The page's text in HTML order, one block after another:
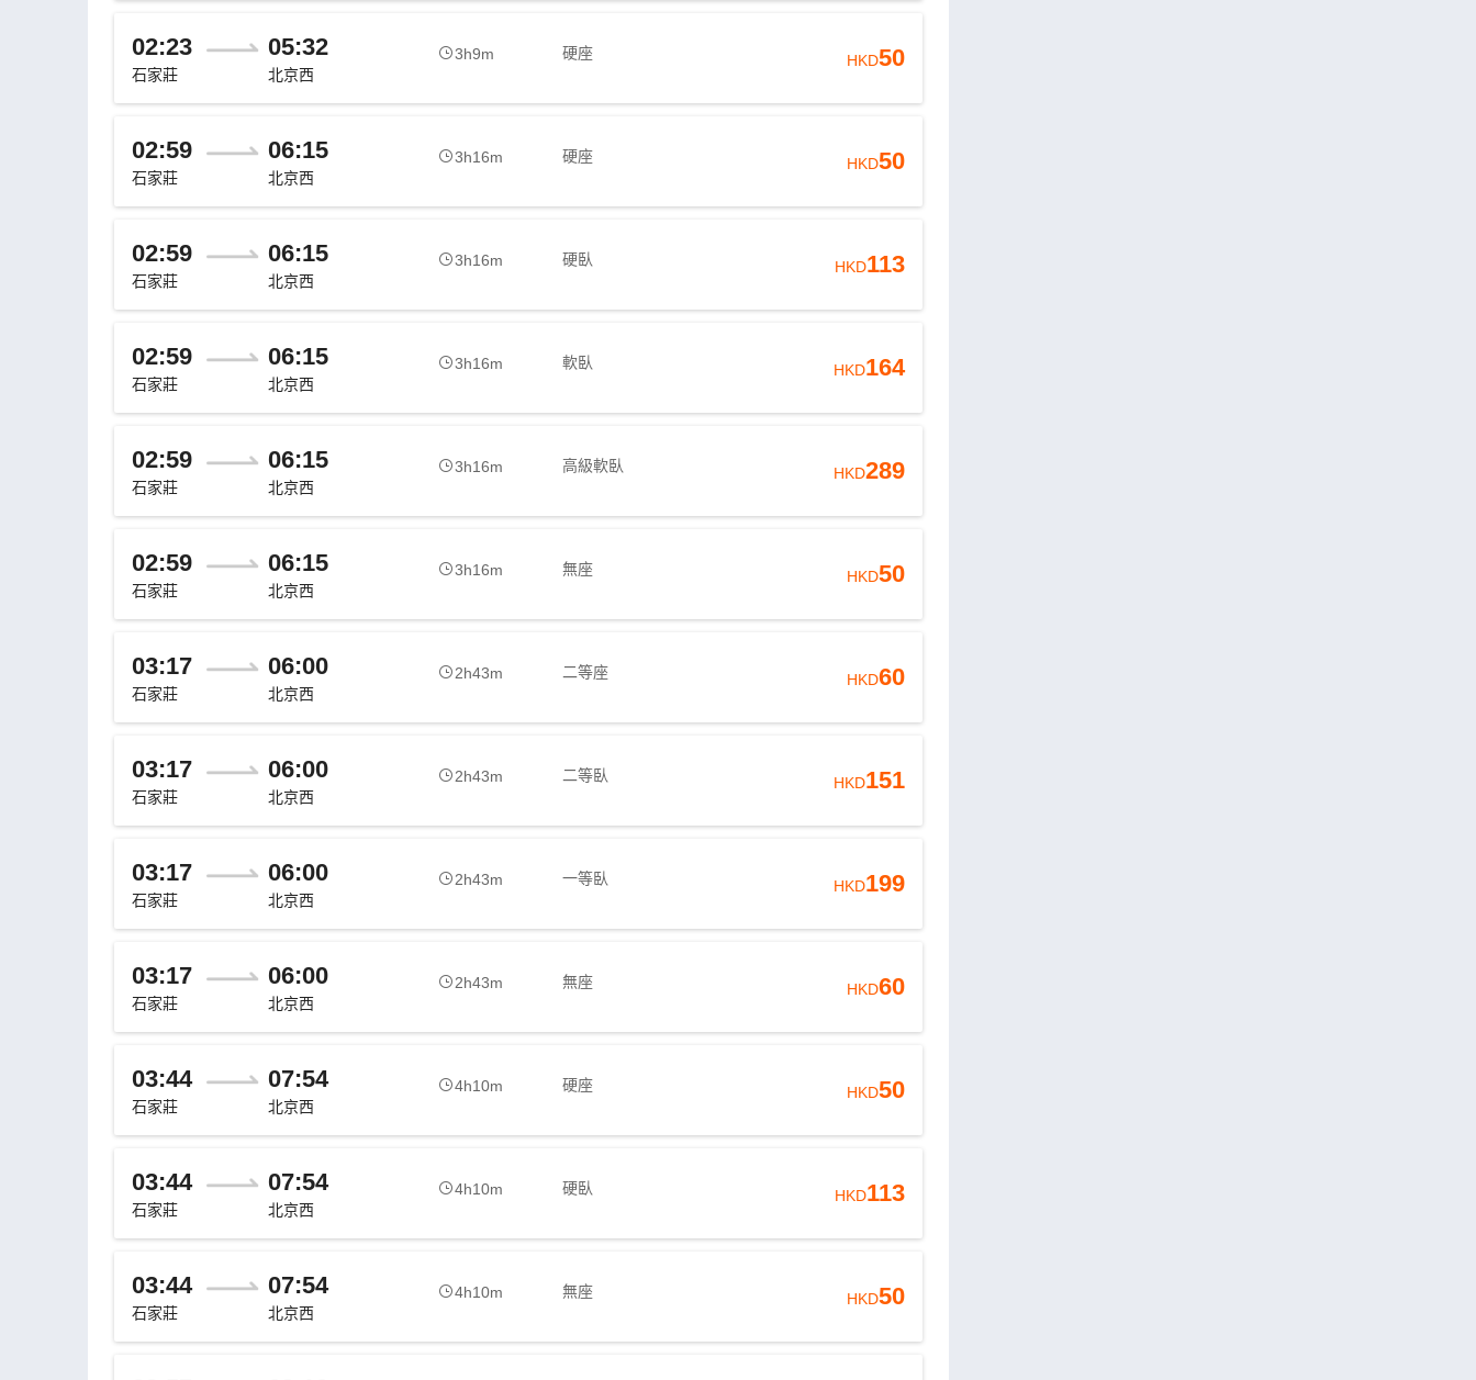
02:23 05:32
石家莊 北京西
3h9m 硬座 HKD50
02:59 06:15
石家莊 北京西
3h16m 硬座 HKD50
02:59 06:15
石家莊 北京西
3h16m 硬臥 HKD113
02:59 06:15
石家莊 北京西
3h16m 軟臥 HKD164
02:59 06:15
石家莊 北京西
3h16m 高級軟臥 HKD289
02:59 06:15
石家莊 北京西
3h16m 無座 HKD50
03:17 06:00
石家莊 北京西
2h43m 二等座 HKD60
03:17 06:00
石家莊 北京西
2h43m 二等臥 HKD151
03:17 06:00
石家莊 北京西
2h43m 一等臥 HKD199
03:17 06:00
石家莊 北京西
2h43m 無座 HKD60
03:44 07:54
石家莊 北京西
4h10m 硬座 HKD50
03:44 07:54
石家莊 北京西
4h10m 硬臥 HKD113
03:44 07:54
石家莊 北京西
4h10m 無座 HKD50